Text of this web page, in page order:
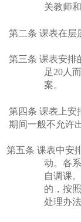
关教师
第二条 课表在层
第三条 课表安排
足20人
案。
第四条 课表上安
期间一般不允许
第五条 课表中安
动。各
自调课
的，按
处理办